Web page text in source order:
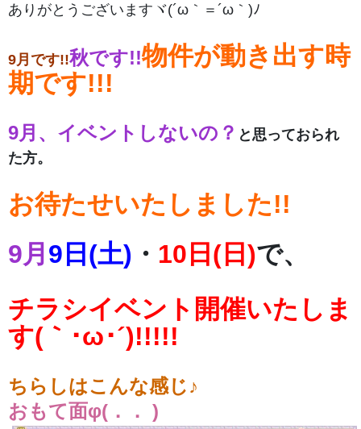
ありがとうございますヾ(´ω｀＝´ω｀)ﾉ
9月です!!秋です!!物件が動き出す時
期です!!!
9月、イベントしないの？ と思っておられ
た方。
お待たせいたしました!!
9月 9日(土) ・ 10日(日)で、
チラシイベント開催いたしま
す(｀･ω･´)!!!!!
ちらしはこんな感じ♪
おもて面φ(．． )